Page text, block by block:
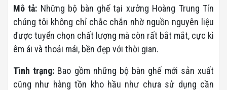
Mô tả: Những bộ bàn ghế tại xưởng Hoàng Trung Tín
chúng tôi không chỉ chắc chắn nhờ nguồn nguyên liệu
được tuyển chọn chất lượng mà còn rất bắt mắt, cực kì
êm ái và thoải mái, bền đẹp với thời gian.
Tình trạng: Bao gồm những bộ bàn ghế mới sản xuất
cũng như hàng tồn kho hầu như chưa sử dụng cần